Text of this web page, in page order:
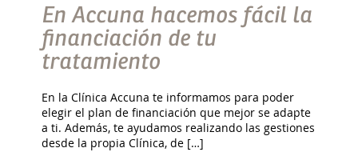
En Accuna hacemos fácil la
financiación de tu
tratamiento
En la Clínica Accuna te informamos para poder
elegir el plan de financiación que mejor se adapte
a ti. Además, te ayudamos realizando las gestiones
desde la propia Clínica, de […]